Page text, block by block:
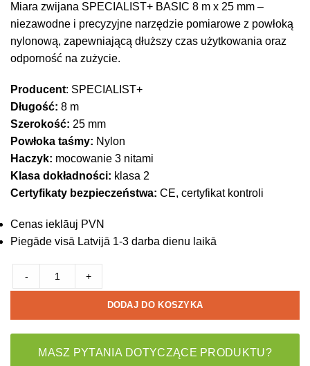
Miara zwijana SPECIALIST+ BASIC 8 m x 25 mm –
niezawodne i precyzyjne narzędzie pomiarowe z powłoką
nylonową, zapewniającą dłuższy czas użytkowania oraz
odporność na zużycie.
Producent: SPECIALIST+
Długość: 8 m
Szerokość: 25 mm
Powłoka taśmy: Nylon
Haczyk: mocowanie 3 nitami
Klasa dokładności: klasa 2
Certyfikaty bezpieczeństwa: CE, certyfikat kontroli
Cenas ieklāuj PVN
Piegāde visā Latvijā 1-3 darba dienu laikā
- +
DODAJ DO KOSZYKA
MASZ PYTANIA DOTYCZĄCE PRODUKTU?